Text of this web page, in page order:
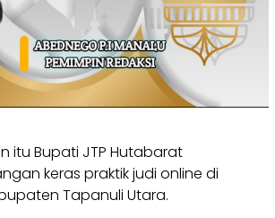
itu Bupati JTP Hutabarat
keras praktik judi online di
Tapanuli Utara.